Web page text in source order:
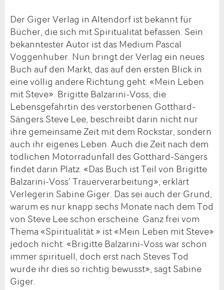
Der Giger Verlag in Altendorf ist bekannt für
Bücher, die sich mit Spiritualität befassen. Sein
bekanntester Autor ist das Medium Pascal
Voggenhuber. Nun bringt der Verlag ein neues
Buch auf den Markt, das auf den ersten Blick in
eine völlig andere Richtung geht: «Mein Leben
mit Steve». Brigitte Balzarini-Voss, die
Lebensgefährtin des verstorbenen Gotthard-
Sängers Steve Lee, beschreibt darin nicht nur
ihre gemeinsame Zeit mit dem Rockstar, sondern
auch ihr eigenes Leben. Auch die Zeit nach dem
tödlichen Motorradunfall des Gotthard-Sängers
findet darin Platz. «Das Buch ist Teil von Brigitte
Balzarini-Voss’ Trauerverarbeitung», erklärt
Verlegerin Sabine Giger. Das sei auch der Grund,
warum es nur knapp sechs Monate nach dem Tod
von Steve Lee schon erscheine. Ganz frei vom
Thema «Spiritualität » ist «Mein Leben mit Steve»
jedoch nicht. «Brigitte Balzarini-Voss war schon
immer spirituell, doch erst nach Steves Tod
wurde ihr dies so richtig bewusst», sagt Sabine
Giger.